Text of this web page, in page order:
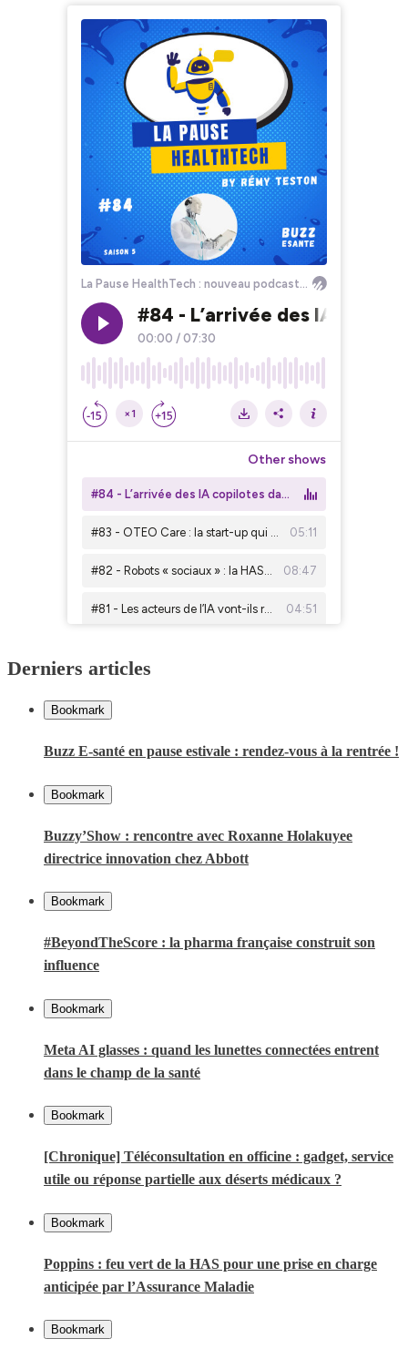
Derniers articles
Bookmark
Buzz E-santé en pause estivale : rendez-vous à la rentrée !
Bookmark
Buzzy’Show : rencontre avec Roxanne Holakuyee
directrice innovation chez Abbott
Bookmark
#BeyondTheScore : la pharma française construit son
influence
Bookmark
Meta AI glasses : quand les lunettes connectées entrent
dans le champ de la santé
Bookmark
[Chronique] Téléconsultation en officine : gadget, service
utile ou réponse partielle aux déserts médicaux ?
Bookmark
Poppins : feu vert de la HAS pour une prise en charge
anticipée par l’Assurance Maladie
Bookmark